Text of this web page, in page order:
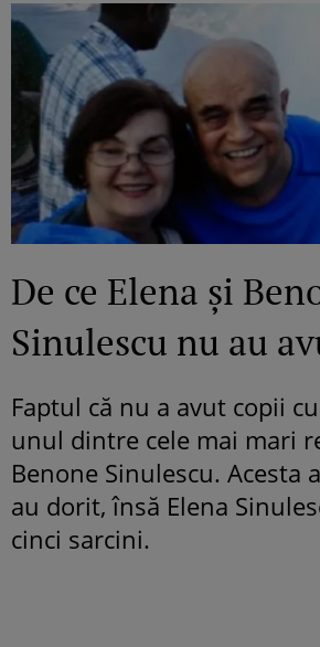
De ce Elena și
Sinulescu nu au
Faptul că nu a avut copii
unul dintre cele mai mari
Benone Sinulescu. Acesta
au dorit, însă Elena
cinci sarcini.